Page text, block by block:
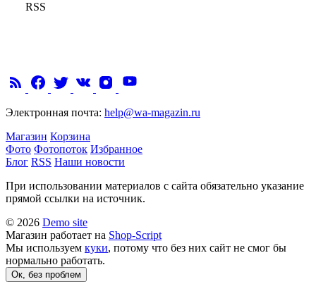
RSS
Электронная почта: help@wa-magazin.ru
Магазин Корзина
Фото Фотопоток Избранное
Блог RSS Наши новости
При использовании материалов с сайта обязательно указание
прямой ссылки на источник.
© 2026 Demo site
Магазин работает на Shop-Script
Мы используем куки, потому что без них сайт не смог бы
нормально работать.
Ок, без проблем